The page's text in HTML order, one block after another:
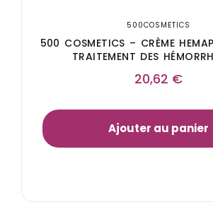
500COSMETICS
500 COSMETICS – CRÈME
TRAITEMENT DES
20,62 €
Ajouter au panier